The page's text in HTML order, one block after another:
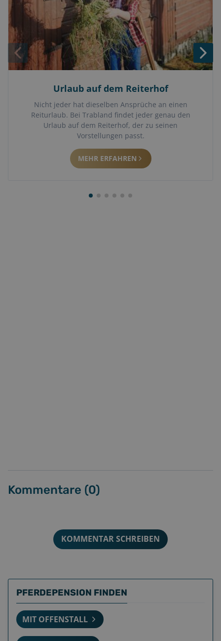
Urlaub auf dem Reiterhof
Nicht jeder hat dieselben Ansprüche an einen
Reiturlaub. Bei Trabland findet jeder genau den
Urlaub auf dem Reiterhof, der zu seinen
Vorstellungen passt.
MEHR ERFAHREN
Kommentare (0)
KOMMENTAR SCHREIBEN
PFERDEPENSION FINDEN
MIT OFFENSTALL